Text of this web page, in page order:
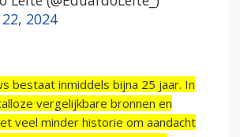
2024
bestaat inmiddels bijna 25 jaar. In
vergelijkbare bronnen en
veel minder historie om aandacht